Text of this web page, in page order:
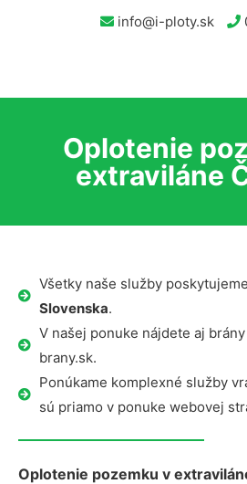
info@i-ploty.sk
Oplotenie
extraviláne
Všetky naše služby
Slovenska.
V našej ponuke nájdete aj
brany.sk.
Ponúkame komplexné služby
sú priamo v ponuke webovej
Oplotenie pozemku v